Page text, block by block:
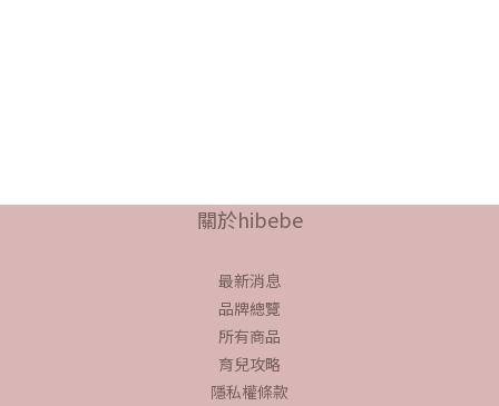
關於hibebe
最新消息
品牌總覽
所有商品
育兒攻略
隱私權條款